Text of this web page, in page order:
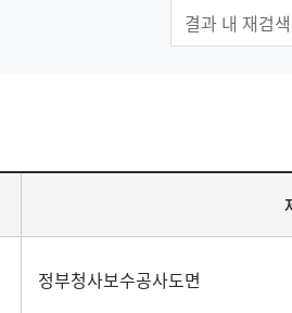
정부청사보수공사도면